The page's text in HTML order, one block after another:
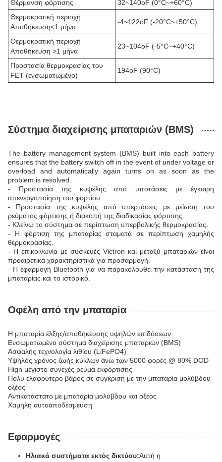
Θέρμανση φόρτισης
32~140oF (0°C~+60°C)
Θερμοκρατική περιοχή
Αποθήκευση<1 μήνα
-4~122oF (-20°C~+50°C)
Θερμοκρατική περιοχή
Αποθήκευση >1 μήνα
23~104oF (-5°C~+40°C)
Προστασία θερμοκρασίας του
FET (ενσωματωμένο)
194oF (90°C)
Σύστημα διαχείρισης μπαταριών (BMS)
The battery management system (BMS) built into each battery
ensures that the battery switch off in the event of under voltage or
overload and automatically again turns on as soon as the
problem is resolved.
- Προστασία της κυψέλης από υποτάσεις με έγκαιρη
απενεργοποίηση του φορτίου.
- Προστασία της κυψέλης από υπερτάσεις με μείωση του
ρεύματος φόρτισης ή διακοπή της διαδικασίας φόρτισης.
- Κλείνω το σύστημα σε περίπτωση υπερβολικής θερμοκρασίας.
- Η φόρτιση της μπαταρίας σταματά σε περίπτωση χαμηλής
θερμοκρασίας.
- Η επικοινωνία με συσκευές Victron και μεταξύ μπαταριών είναι
προαιρετικά χαρακτηριστικά για προσαρμογή.
- Η εφαρμογή Bluetooth για να παρακολουθεί την κατάσταση της
μπαταρίας και το ιστορικό.
Οφέλη από την μπαταρία
Η μπαταρία έλξης/αποθήκευσης υψηλών επιδόσεων
Ενσωματωμένο σύστημα διαχείρισης μπαταριών (BMS)
Ασφαλής τεχνολογία λιθίου (LiFePO4)
Υψηλός χρόνος ζωής κύκλων άνω των 5000 φορές @ 80% DOD
Hign μέγιστο συνεχές ρεύμα εκφόρτισης
Πολύ ελαφρύτερο βάρος σε σύγκριση με την μπαταρία μολύβδου-
οξέος
Αντικατάστατο με μπαταρία μολύβδου και οξέος
Χαμηλή αυτοαποδέσμευση
Εφαρμογές
Ηλιακά συστήματα εκτός δικτύου:Αυτή η